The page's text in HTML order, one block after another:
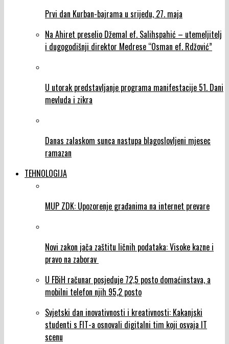
Prvi dan Kurban-bajrama u srijedu, 27. maja
Na Ahiret preselio Džemal ef. Salihspahić – utemeljitelj
i dugogodišnji direktor Medrese “Osman ef. Rdžović”
U utorak predstavljanje programa manifestacije 51. Dani
mevluda i zikra
Danas zalaskom sunca nastupa blagoslovljeni mjesec
ramazan
TEHNOLOGIJA
MUP ZDK: Upozorenje građanima na internet prevare
Novi zakon jača zaštitu ličnih podataka: Visoke kazne i
pravo na zaborav
U FBiH računar posjeduje 72,5 posto domaćinstava, a
mobilni telefon njih 95,2 posto
Svjetski dan inovativnosti i kreativnosti: Kakanjski
studenti s FIT-a osnovali digitalni tim koji osvaja IT
scenu